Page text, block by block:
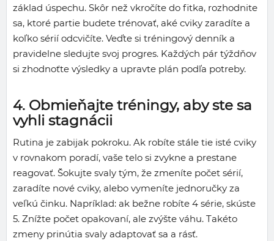
základ úspechu. Skôr než vkročíte do fitka, rozhodnite
sa, ktoré partie budete trénovať, aké cviky zaradíte a
koľko sérií odcvičíte. Veďte si tréningový denník a
pravidelne sledujte svoj progres. Každých pár týždňov
si zhodnoťte výsledky a upravte plán podľa potreby.
4. Obmieňajte tréningy, aby ste sa
vyhli stagnácii
Rutina je zabijak pokroku. Ak robíte stále tie isté cviky
v rovnakom poradí, vaše telo si zvykne a prestane
reagovať. Šokujte svaly tým, že zmeníte počet sérií,
zaradíte nové cviky, alebo vymeníte jednoručky za
veľkú činku. Napríklad: ak bežne robíte 4 série, skúste
5. Znížte počet opakovaní, ale zvýšte váhu. Takéto
zmeny prinútia svaly adaptovať sa a rásť.